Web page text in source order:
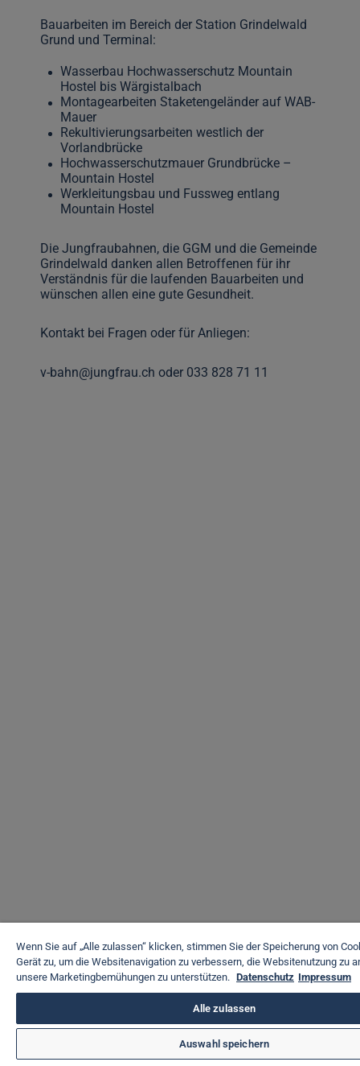
Bauarbeiten im Bereich der Station Grindelwald
Grund und Terminal:
Wasserbau Hochwasserschutz Mountain
Hostel bis Wärgistalbach
Montagearbeiten Staketengeländer auf WAB-
Mauer
Rekultivierungsarbeiten westlich der
Vorlandbrücke
Hochwasserschutzmauer Grundbrücke –
Mountain Hostel
Werkleitungsbau und Fussweg entlang
Mountain Hostel
Die Jungfraubahnen, die GGM und die Gemeinde
Grindelwald danken allen Betroffenen für ihr
Verständnis für die laufenden Bauarbeiten und
wünschen allen eine gute Gesundheit.
Kontakt bei Fragen oder für Anliegen:
v-bahn@jungfrau.ch oder 033 828 71 11
Wenn Sie auf „Alle zulassen“ klicken, stimmen Sie der Speicherung von
Gerät zu, um die Websitenavigation zu verbessern, die Websitenutzung zu
unsere Marketingbemühungen zu unterstützen. Datenschutz Impressum
Alle zulassen
Auswahl speichern